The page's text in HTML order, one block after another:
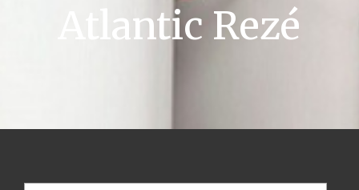
Atlantic Rezé